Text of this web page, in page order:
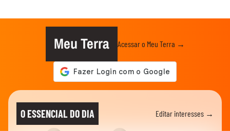
Meu Terra Acessar o Meu Terra →
O ESSENCIAL DO DIA Editar interesses →